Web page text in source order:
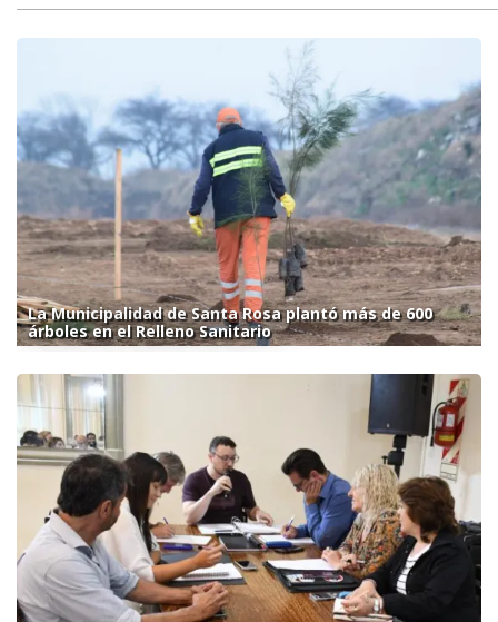
La Municipalidad de Santa Rosa plantó más de 600
árboles en el Relleno Sanitario